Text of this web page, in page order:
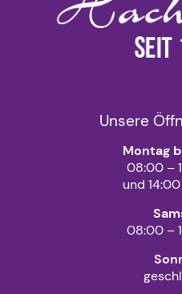
Unsere
Montag
08:00 –
und
08:00 –